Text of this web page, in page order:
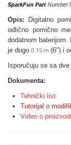
SparkFun Part
Opis: Digitalno
odlično pomično
dodatnom
je dugo 0.15 m (6") i
Isporučuju se sa dve
Dokumenta:
Tehnički list
Tutorijal o
Video o